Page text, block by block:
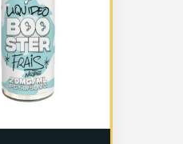
1,29 €
10,99 €